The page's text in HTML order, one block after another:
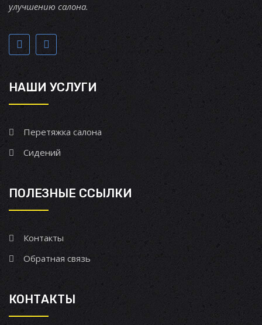
улучшению салона.
НАШИ УСЛУГИ
Перетяжка салона
Сидений
ПОЛЕЗНЫЕ ССЫЛКИ
Контакты
Обратная связь
КОНТАКТЫ